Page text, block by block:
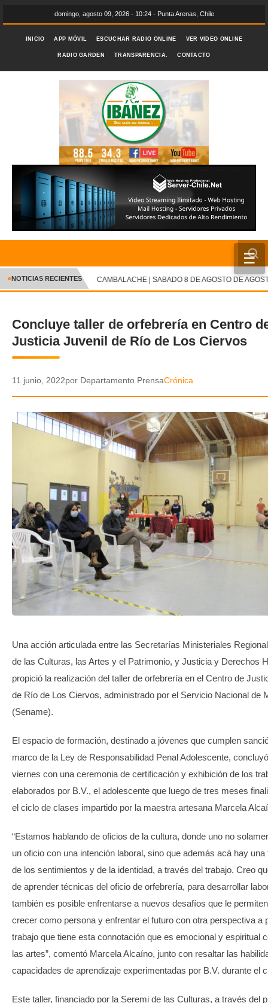
domingo, agosto 09, 2026 - 10:24 - Punta Arenas, Chile
INICIO APP MÓVIL ESCUCHAR RADIO ONLINE VER VIDEO ONLINE
RADIO GARDEN TRANSPARENCIA. CONTACTO
☰
INICIO
CRÓNICA
DEPORTES
POLICIAL
AUDIOS
GALERIA DE FOTOS
APP MÓVIL
TRANSPARENCIA
✕
●NOTICIAS RECIENTES CAMBALACHE | SABADO 8 DE AGOSTO DE
Concluye taller de orfebrería en Centro
Justicia Juvenil de Río de Los Ciervos
11 junio, 2022por Departamento PrensaCrónica
Una acción articulada entre las Secretarías Ministeriales
de las Culturas, las Artes y el Patrimonio, y Justicia y Derechos
propició la realización del taller de orfebrería en el Centro de
de Río de Los Ciervos, administrado por el Servicio Nacional de
(Sename).
El espacio de formación, destinado a jóvenes que cumplen
marco de la Ley de Responsabilidad Penal Adolescente,
viernes con una ceremonia de certificación y exhibición de los
elaborados por B.V., el adolescente que luego de tres meses
el ciclo de clases impartido por la maestra artesana Marcela
“Estamos hablando de oficios de la cultura, donde uno no
un oficio con una intención laboral, sino que además acá hay
de los sentimientos y de la identidad, a través del trabajo. Creo
de aprender técnicas del oficio de orfebrería, para desarrollar
también es posible enfrentarse a nuevos desafíos que le
crecer como persona y enfrentar el futuro con otra perspectiva a
trabajo que tiene esta connotación que es emocional y espiritual
las artes”, comentó Marcela Alcaíno, junto con resaltar las
capacidades de aprendizaje experimentadas por B.V. durante el
Este taller, financiado por la Seremi de las Culturas, a través del